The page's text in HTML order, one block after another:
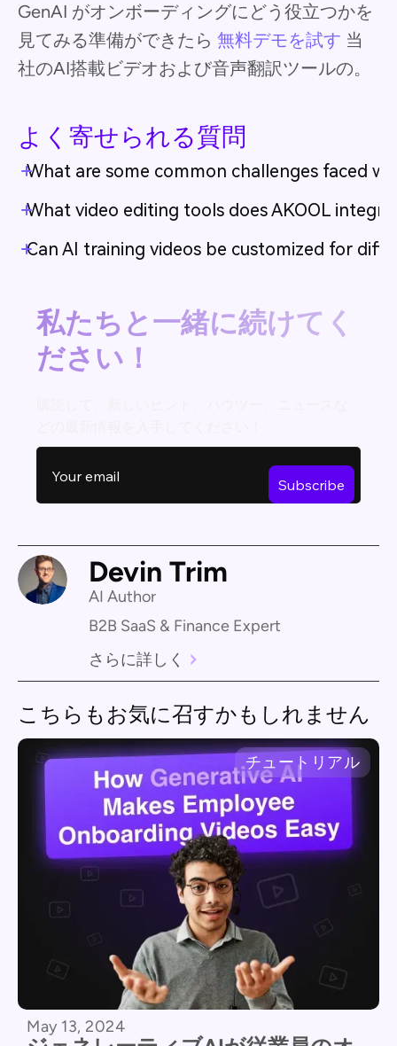
GenAI がオンボーディングにどう役立つかを
見てみる準備ができたら 無料デモを試す 当
社のAI搭載ビデオおよび音声翻訳ツールの。
よく寄せられる質問
What are some common challenges faced
What video editing tools does AKOOL
Can AI training videos be customized for
私たちと一緒に続けてく
ださい！
Devin Trim
AI Author
B2B SaaS & Finance Expert
さらに詳しく
こちらもお気に召すかもしれません
チュートリアル
May 13, 2024